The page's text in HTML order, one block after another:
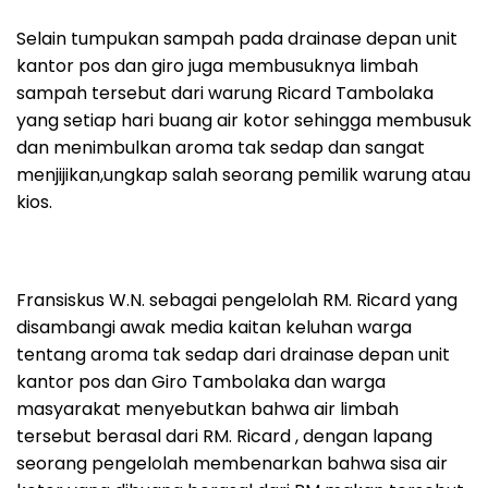
Selain tumpukan sampah pada drainase depan unit
kantor pos dan giro juga membusuknya limbah
sampah tersebut dari warung Ricard Tambolaka
yang setiap hari buang air kotor sehingga membusuk
dan menimbulkan aroma tak sedap dan sangat
menjijikan,ungkap salah seorang pemilik warung atau
kios.
Fransiskus W.N. sebagai pengelolah RM. Ricard yang
disambangi awak media kaitan keluhan warga
tentang aroma tak sedap dari drainase depan unit
kantor pos dan Giro Tambolaka dan warga
masyarakat menyebutkan bahwa air limbah
tersebut berasal dari RM. Ricard , dengan lapang
seorang pengelolah membenarkan bahwa sisa air